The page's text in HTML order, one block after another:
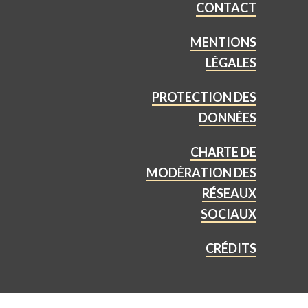
CONTACT
MENTIONS
LÉGALES
PROTECTION DES
DONNÉES
CHARTE DE
MODÉRATION DES
RÉSEAUX
SOCIAUX
CRÉDITS